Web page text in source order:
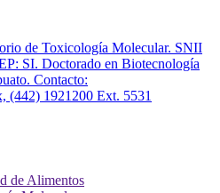
de Toxicología Molecular. SNII
SI. Doctorado en Biotecnología
Contacto:
(442) 1921200 Ext. 5531
de Alimentos